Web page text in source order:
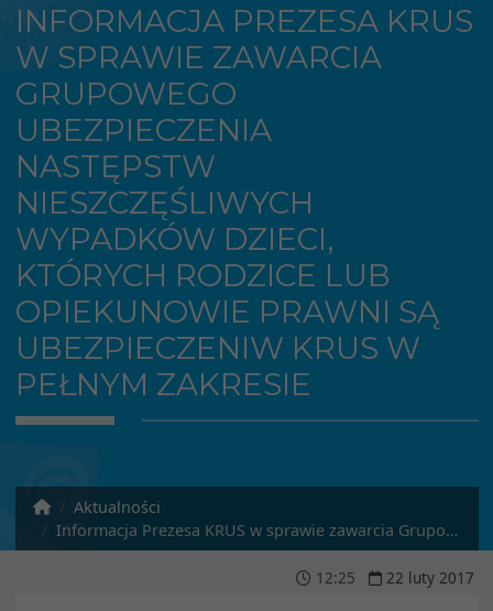
INFORMACJA PREZESA KRUS
W SPRAWIE ZAWARCIA
GRUPOWEGO
UBEZPIECZENIA
NASTĘPSTW
NIESZCZĘŚLIWYCH
WYPADKÓW DZIECI,
KTÓRYCH RODZICE LUB
OPIEKUNOWIE PRAWNI SĄ
UBEZPIECZENIW KRUS W
PEŁNYM ZAKRESIE
Aktualności
Informacja Prezesa KRUS w sprawie zawarcia Grupowego Ubezpieczenia Następstw Nieszczęśliwych wypadków dzieci, których rodzice lub opiekunowie prawni są ubezpieczeniw KRUS w pełnym zakresie
12:25 22 luty 2017